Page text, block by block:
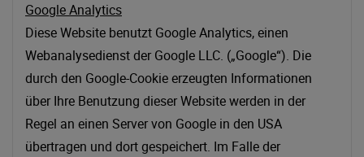
Google Analytics
Diese Website benutzt Google Analytics, einen
Webanalysedienst der Google LLC. („Google“). Die
durch den Google-Cookie erzeugten Informationen
über Ihre Benutzung dieser Website werden in der
Regel an einen Server von Google in den USA
übertragen und dort gespeichert. Im Falle der